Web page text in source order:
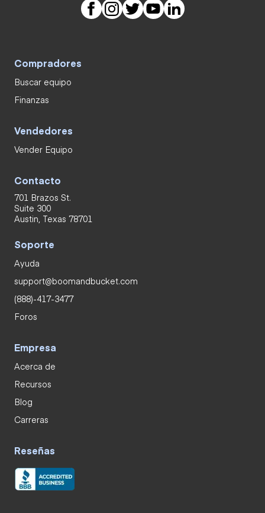
Compradores
Buscar equipo
Finanzas
Vendedores
Vender Equipo
Contacto
701 Brazos St.
Suite 300
Austin, Texas 78701
Soporte
Ayuda
support@boomandbucket.com
(888)-417-3477
Foros
Empresa
Acerca de
Recursos
Blog
Carreras
Reseñas